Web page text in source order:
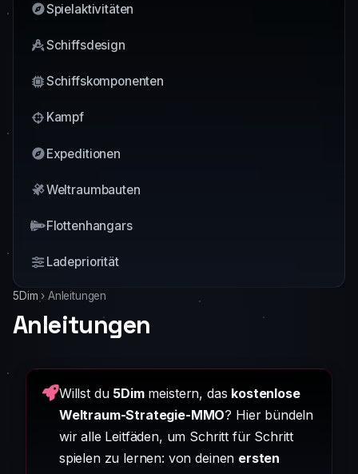
Spielaktivitäten
Schiffsdesign
Schiffskomponenten
Kampf
Expeditionen
Weltraumbauten
Flottenhangars
Ladepriorität
5Dim › Anleitungen
Anleitungen
Willst du 5Dimmeistern, das kostenlose
Weltraum-Strategie-MMO? Hier bündeln
wir alle Leitfäden, um Schritt für Schritt
spielen zu lernen: von deinen ersten